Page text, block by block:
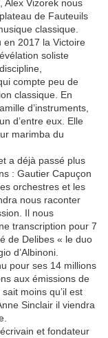
Alex Vizorek nous
de Fauteuils
classique.
2017 la Victoire
soliste
compte peu de
classique. En
d’instruments,
d’entre eux. Elle
marimba du
a déjà passé plus
: Gautier Capuçon
orchestres et les
nous raconter
Il nous
transcription pour 7
de Delibes « le duo
d’Albinoni.
pour ses 14 millions
aux émissions de
moins qu’il est
Sinclair il viendra
et fondateur